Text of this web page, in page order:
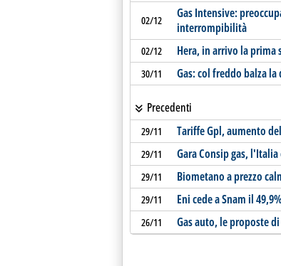
02/12
Gas Intensive:
interrompibilità
02/12 Hera, in arrivo la
30/11 Gas: col freddo balza
Precedenti
29/11 Tariffe Gpl, aumento
29/11 Gara Consip gas,
29/11 Biometano a prezzo
29/11 Eni cede a Snam il
26/11 Gas auto, le proposte